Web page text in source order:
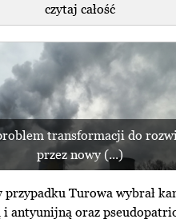
czytaj całość
transformacji do
przez nowy (...)
przypadku Turowa wybrał
i antyunijną oraz